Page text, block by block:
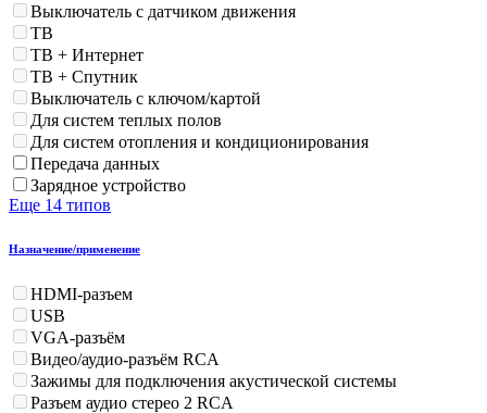
Выключатель с датчиком движения
ТВ
ТВ + Интернет
ТВ + Спутник
Выключатель с ключом/картой
Для систем теплых полов
Для систем отопления и кондиционирования
Передача данных
Зарядное устройство
Еще 14 типов
Назначение/применение
HDMI-разъем
USB
VGA-разъём
Видео/аудио-разъём RCA
Зажимы для подключения акустической системы
Разъем аудио стерео 2 RCA